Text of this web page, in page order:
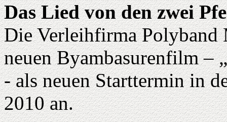
Das Lied von den zwei
Die Verleihfirma
neuen Byambasurenfilm –
- als neuen Starttermin in
2010 an.